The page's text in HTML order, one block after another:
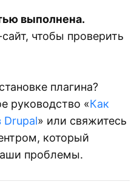
выполнена.
чтобы проверить
плагина?
руководство «Как
Drupal» или свяжитесь
который
проблемы.